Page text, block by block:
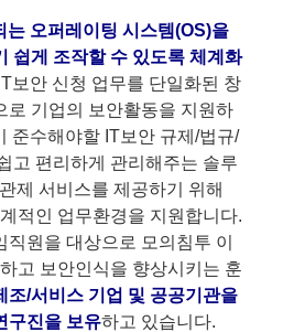
는 오퍼레이팅 시스템(OS)을
쉽게 조작할 수 있도록 체계화
보안 신청 업무를 단일화된 창
로 기업의 보안활동을 지원하
준수해야할 IT보안 규제/법규/
고 편리하게 관리해주는 솔루
제 서비스를 제공하기 위해
적인 업무환경을 지원합니다.
직원을 대상으로 모의침투 이
고 보안인식을 향상시키는 훈
조/서비스 기업 및 공공기관을
구진을 보유하고 있습니다.